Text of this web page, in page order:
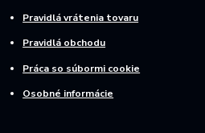
Pravidlá vrátenia tovaru
Pravidlá obchodu
Práca so súbormi cookie
Osobné informácie